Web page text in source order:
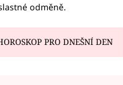
odměně.
PRO DNEŠNÍ DEN